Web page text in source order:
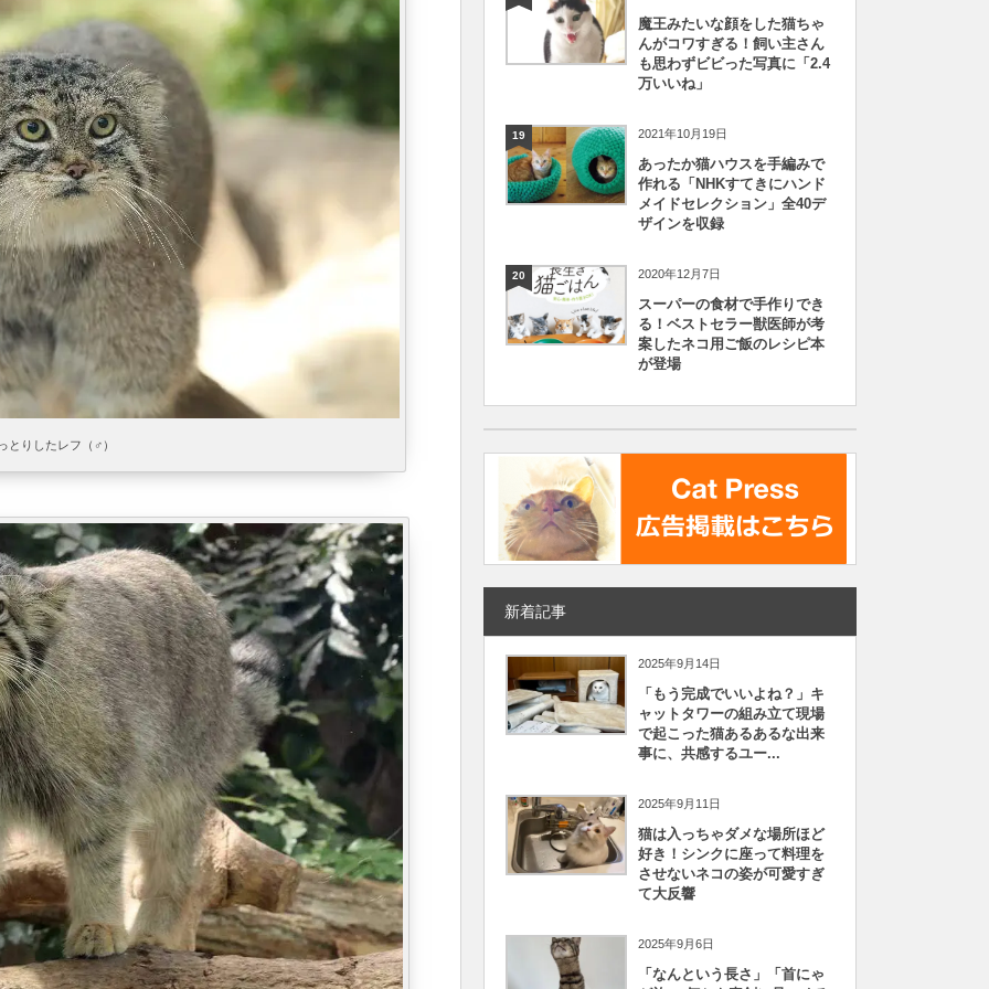
とりしたレフ（♂）
魔王みたいな顔をした猫ちゃ
んがコワすぎる！飼い主さん
も思わずビビった写真に「2.4
万いいね」
19 2021年10月19日
あったか猫ハウスを手編みで
作れる「NHKすてきにハンド
メイドセレクション」全40デ
ザインを収録
20 2020年12月7日
スーパーの食材で手作りでき
る！ベストセラー獣医師が考
案したネコ用ご飯のレシピ本
が登場
新着記事
2025年9月14日
「もう完成でいいよね？」キ
ャットタワーの組み立て現場
で起こった猫あるあるな出来
事に、共感するユー...
2025年9月11日
猫は入っちゃダメな場所ほど
好き！シンクに座って料理を
させないネコの姿が可愛すぎ
て大反響
2025年9月6日
「なんという長さ」「首にゃ